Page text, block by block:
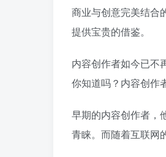
商业与创意完美结合
提供宝贵的借鉴。
内容创作者如今已不
你知道吗？内容创作
早期的内容创作者，
青睐。而随着互联网